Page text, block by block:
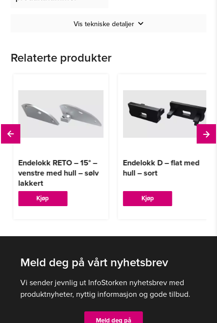
Vis tekniske detaljer
Relaterte produkter
Endelokk RETO – 15° –
venstre med hull – sølv
lakkert
Kjøp
Endelokk D – flat med
hull – sort
Kjøp
Meld deg på vårt nyhetsbrev
Vi sender jevnlig ut InfoStorken nyhetsbrev med
produktnyheter, nyttig informasjon og gode tilbud.
Meld deg på